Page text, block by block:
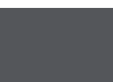
nutzen zu können.
mibew_locale = 3